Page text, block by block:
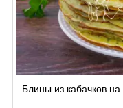
Блины из кабачков